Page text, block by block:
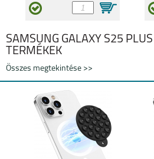
SAMSUNG GALAXY
S26 PLUS
SAMSUNG GALAXY
SAMSUNG GALAXY
SAMSUNG GALAXY
A37
SAMSUNG GALAXY S25
TERMÉKEK
Összes megtekintése >>